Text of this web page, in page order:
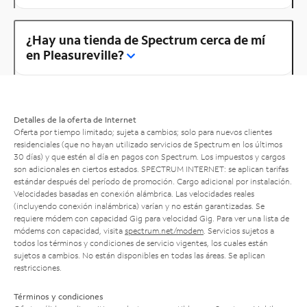
¿Hay una tienda de Spectrum cerca de mí
en Pleasureville?
Detalles de la oferta de Internet
Oferta por tiempo limitado; sujeta a cambios; solo para nuevos clientes
residenciales (que no hayan utilizado servicios de Spectrum en los últimos
30 días) y que estén al día en pagos con Spectrum. Los impuestos y cargos
son adicionales en ciertos estados. SPECTRUM INTERNET: se aplican tarifas
estándar después del período de promoción. Cargo adicional por instalación.
Velocidades basadas en conexión alámbrica. Las velocidades reales
(incluyendo conexión inalámbrica) varían y no están garantizadas. Se
requiere módem con capacidad Gig para velocidad Gig. Para ver una lista de
módems con capacidad, visita spectrum.net/modem . Servicios sujetos a
todos los términos y condiciones de servicio vigentes, los cuales están
sujetos a cambios. No están disponibles en todas las áreas. Se aplican
restricciones.
Términos y condiciones